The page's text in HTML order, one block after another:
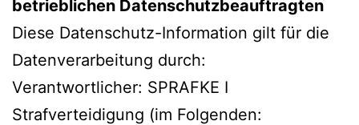
betrieblichen Datenschutzbeauftragten
Diese Datenschutz-Information gilt für die
Datenverarbeitung durch:
Verantwortlicher: SPRAFKE I
Strafverteidigung (im Folgenden: